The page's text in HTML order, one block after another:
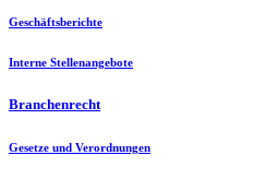
Geschäftsberichte
Interne Stellenangebote
Branchenrecht
Gesetze und Verordnungen